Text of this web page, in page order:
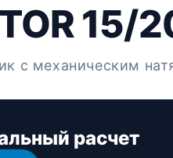
15/
с механическим
расчет